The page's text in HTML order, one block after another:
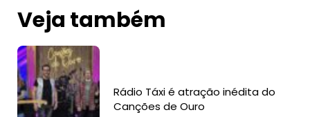
Veja também
Rádio Táxi é atração inédita do
Canções de Ouro